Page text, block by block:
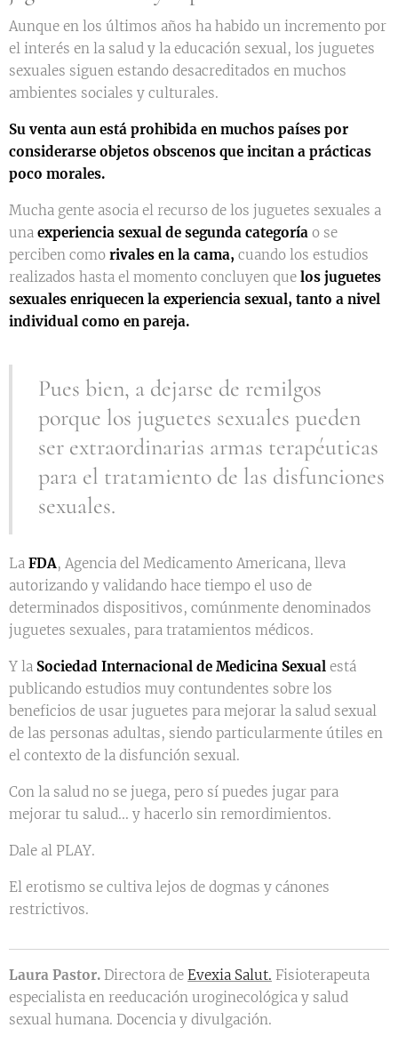
Aunque en los últimos años ha habido un incremento por
el interés en la salud y la educación sexual, los juguetes
sexuales siguen estando desacreditados en muchos
ambientes sociales y culturales.
Su venta aun está prohibida en muchos países por
considerarse objetos obscenos que incitan a prácticas
poco morales.
Mucha gente asocia el recurso de los juguetes sexuales a
una experiencia sexual de segunda categoría o se
perciben como rivales en la cama, cuando los estudios
realizados hasta el momento concluyen que los juguetes
sexuales enriquecen la experiencia sexual, tanto a nivel
individual como en pareja.
Pues bien, a dejarse de remilgos
porque los juguetes sexuales pueden
ser extraordinarias armas terapéuticas
para el tratamiento de las disfunciones
sexuales.
La FDA, Agencia del Medicamento Americana, lleva
autorizando y validando hace tiempo el uso de
determinados dispositivos, comúnmente denominados
juguetes sexuales, para tratamientos médicos.
Y la Sociedad Internacional de Medicina Sexual está
publicando estudios muy contundentes sobre los
beneficios de usar juguetes para mejorar la salud sexual
de las personas adultas, siendo particularmente útiles en
el contexto de la disfunción sexual.
Con la salud no se juega, pero sí puedes jugar para
mejorar tu salud... y hacerlo sin remordimientos.
Dale al PLAY.
El erotismo se cultiva lejos de dogmas y cánones
restrictivos.
Laura Pastor. Directora de Evexia Salut. Fisioterapeuta
especialista en reeducación uroginecológica y salud
sexual humana. Docencia y divulgación.